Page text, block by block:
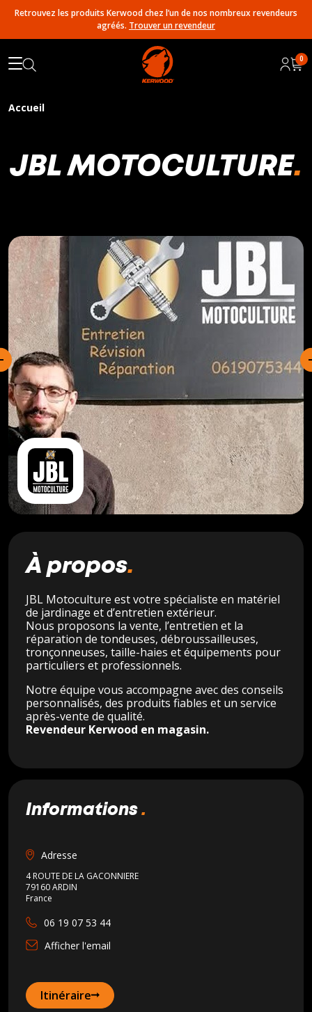
Retrouvez les produits Kerwood chez l’un de nos nombreux revendeurs
agréés. Trouver un revendeur
0
Accueil
JBL MOTOCULTURE
À propos
JBL Motoculture est votre spécialiste en matériel
de jardinage et d’entretien extérieur.
Nous proposons la vente, l’entretien et la
réparation de tondeuses, débroussailleuses,
tronçonneuses, taille-haies et équipements pour
particuliers et professionnels.
Notre équipe vous accompagne avec des conseils
personnalisés, des produits fiables et un service
après-vente de qualité.
Revendeur Kerwood en magasin.
informations
Adresse
4 ROUTE DE LA GACONNIERE
79160 ARDIN
France
06 19 07 53 44
Afficher l'email
Itinéraire